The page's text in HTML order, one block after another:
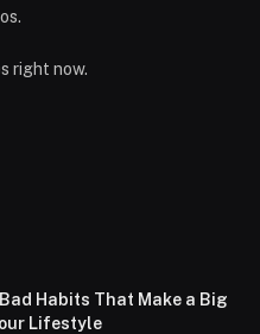
right now.
Habits That Make a Big
Lifestyle